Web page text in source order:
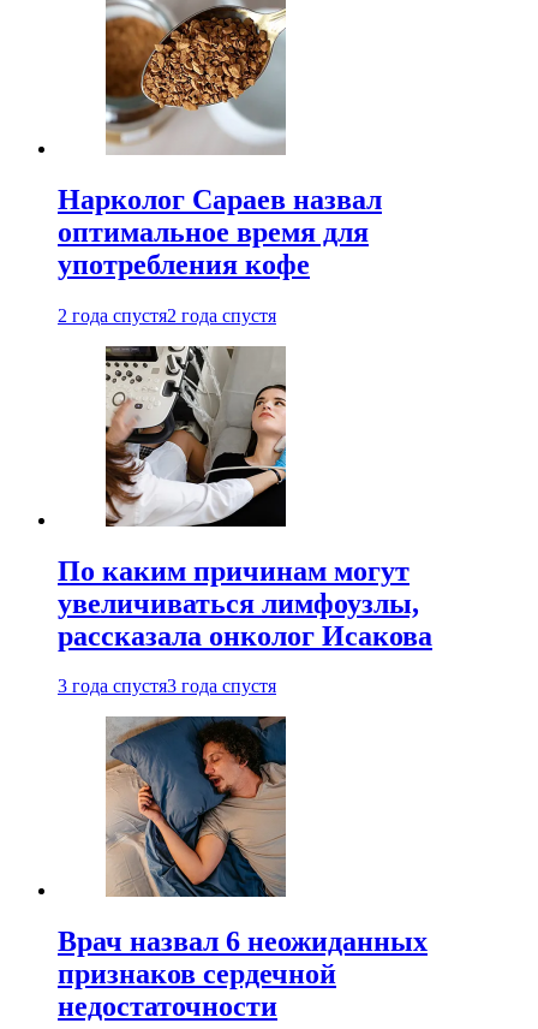
Нарколог Сараев назвал
оптимальное время для
употребления кофе
2 года спустя2 года спустя
По каким причинам могут
увеличиваться лимфоузлы,
рассказала онколог Исакова
3 года спустя3 года спустя
Врач назвал 6 неожиданных
признаков сердечной
недостаточности